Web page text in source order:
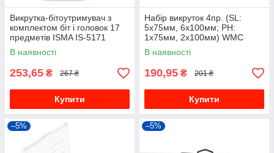
Викрутка-бітоутримувач з
комплектом біт і головок 17
предметів ISMA IS-5171
В наявності
253,65 ₴ 267 ₴
Купити
Набір викруток 4пр. (SL:
5х75мм, 6х100мм; PH:
1х75мм, 2х100мм) WMC
TOOLS WT-7004A
В наявності
190,95 ₴ 201 ₴
Купити
–5% –5%